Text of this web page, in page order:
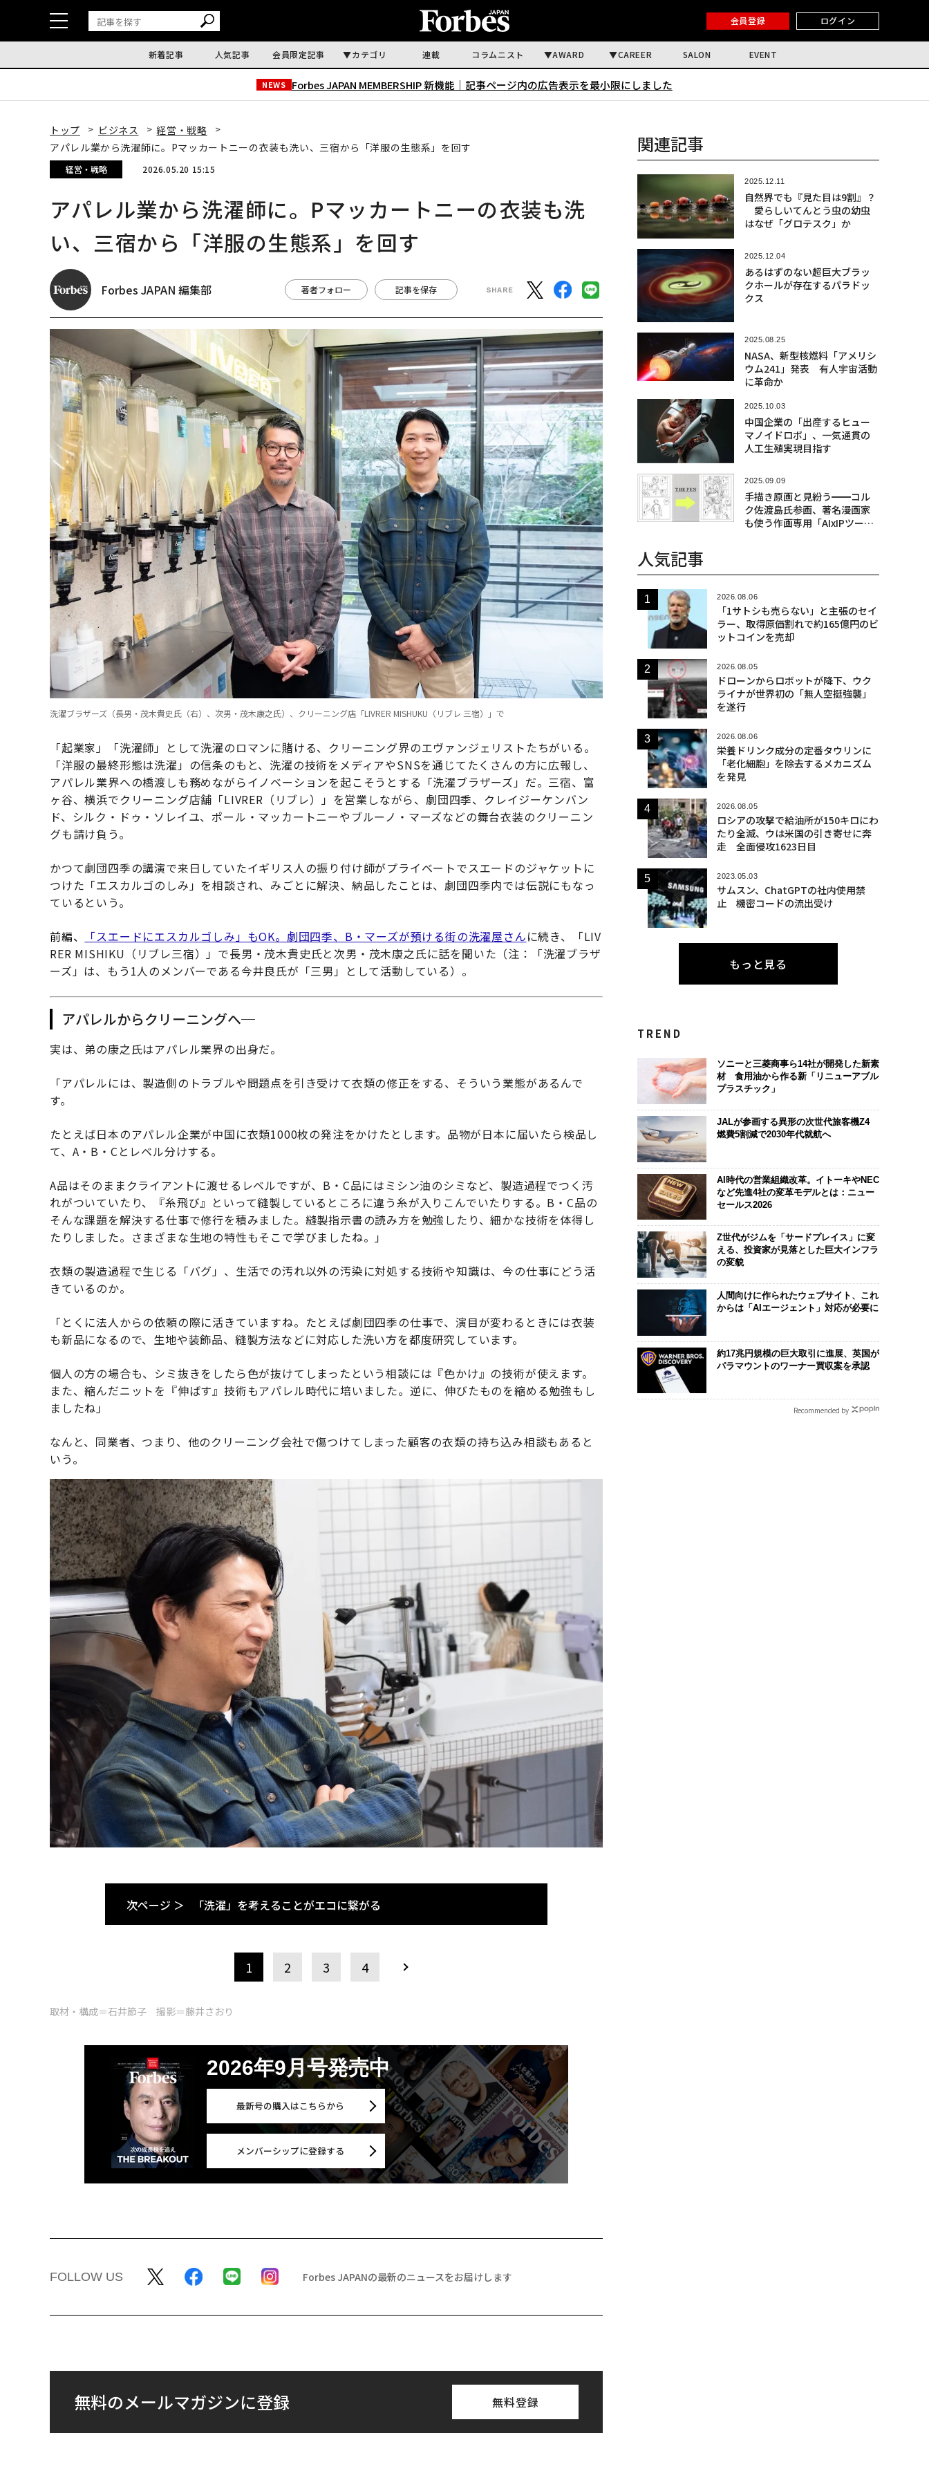
会員登録 ログイン
新着記事 人気記事 会員限定記事 カテゴリ 連載 コラムニスト AWARD CAREER SALON EVENT
NEWS Forbes JAPAN MEMBERSHIP 新機能｜ 記事ページ内の広告表示を最小限にしました
トップ ビジネス
経営・戦略
アパレル業から洗濯師に。Pマッカートニーの衣装も洗い、三宿から「洋服の生態系」を回す
経営・戦略 2026.05.20 15:15
アパレル業から洗濯師に。Pマッカートニーの衣装も洗
い、三宿から「洋服の生態系」を回す
Forbes JAPAN 編集部 著者フォロー 記事を保存
洗濯ブラザーズ（長男・茂木貴史氏（右）、次男・茂木康之氏）、クリーニング店「LIVRER MISHUKU（リブレ 三宿）」で
「起業家」「洗濯師」として洗濯のロマンに賭ける、クリーニング界のエヴァンジェリストたちがいる。
「洋服の最終形態は洗濯」の信条のもと、洗濯の技術をメディアやSNSを通じてたくさんの方に広報し、
アパレル業界への橋渡しも務めながらイノベーションを起こそうとする「洗濯ブラザーズ」だ。三宿、富
ヶ谷、横浜でクリーニング店舗「LIVRER（リブレ）」を営業しながら、劇団四季、クレイジーケンバン
ド、シルク・ドゥ・ソレイユ、ポール・マッカートニーやブルーノ・マーズなどの舞台衣装のクリーニン
グも請け負う。
かつて劇団四季の講演で来日していたイギリス人の振り付け師がプライベートでスエードのジャケットに
つけた「エスカルゴのしみ」を相談され、みごとに解決、納品したことは、劇団四季内では伝説にもなっ
ているという。
前編、 「スエードにエスカルゴしみ」もOK。劇団四季、B・マーズが預ける街の洗濯屋さんに続き、「LIV
RER MISHIKU（リブレ三宿）」で長男・茂木貴史氏と次男・茂木康之氏に話を聞いた（注：「洗濯ブラザ
ーズ」は、もう1人のメンバーである今井良氏が「三男」として活動している）。
アパレルからクリーニングへ─
実は、弟の康之氏はアパレル業界の出身だ。
「アパレルには、製造側のトラブルや問題点を引き受けて衣類の修正をする、そういう業態があるんで
す。
たとえば日本のアパレル企業が中国に衣類1000枚の発注をかけたとします。品物が日本に届いたら検品し
て、A・B・Cとレベル分けする。
A品はそのままクライアントに渡せるレベルですが、B・C品にはミシン油のシミなど、製造過程でつく汚
れがついていたり、『糸飛び』といって縫製しているところに違う糸が入りこんでいたりする。B・C品の
そんな課題を解決する仕事で修行を積みました。縫製指示書の読み方を勉強したり、細かな技術を体得し
たりしました。さまざまな生地の特性もそこで学びましたね。」
衣類の製造過程で生じる「バグ」、生活での汚れ以外の汚染に対処する技術や知識は、今の仕事にどう活
きているのか。
「とくに法人からの依頼の際に活きていますね。たとえば劇団四季の仕事で、演目が変わるときには衣装
も新品になるので、生地や装飾品、縫製方法などに対応した洗い方を都度研究しています。
個人の方の場合も、シミ抜きをしたら色が抜けてしまったという相談には『色かけ』の技術が使えます。
また、縮んだニットを『伸ばす』技術もアパレル時代に培いました。逆に、伸びたものを縮める勉強もし
ましたね」
なんと、同業者、つまり、他のクリーニング会社で傷つけてしまった顧客の衣類の持ち込み相談もあると
いう。
次ページ ＞ 「洗濯」を考えることがエコに繋がる
1 2 3 4
取材・構成＝石井節子 撮影＝藤井さおり
2026年9月号発売中
最新号の購入はこちらから
メンバーシップに登録する
FOLLOW US Forbes JAPANの最新のニュースをお届けします
無料のメールマガジンに登録 無料登録
関連記事
2025.12.11
自然界でも『見た目は9割』？
愛らしいてんとう虫の幼虫
はなぜ「グロテスク」か
2025.12.04
あるはずのない超巨大ブラッ
クホールが存在するパラドッ
クス
2025.08.25
NASA、新型核燃料「アメリシ
ウム241」発表 有人宇宙活動
に革命か
2025.10.03
中国企業の「出産するヒュー
マノイドロボ」、一気通貫の
人工生殖実現目指す
2025.09.09
手描き原画と見紛う━━コル
ク佐渡島氏参画、著名漫画家
も使う作画専用「AIxIPツー
人気記事
2026.08.06
「1サトシも売らない」と主張のセイ
ラー、取得原価割れで約165億円のビ
ットコインを売却
2026.08.05
ドローンからロボットが降下、ウク
ライナが世界初の「無人空挺強襲」
を遂行
2026.08.06
栄養ドリンク成分の定番タウリンに
「老化細胞」を除去するメカニズム
を発見
2026.08.05
ロシアの攻撃で給油所が150キロにわ
たり全滅、ウは米国の引き寄せに奔
走 全面侵攻1623日目
2023.05.03
サムスン、ChatGPTの社内使用禁
止 機密コードの流出受け
もっと見る
TREND
ソニーと三菱商事ら14社が開発した新素
材 食用油から作る新「リニューアブル
プラスチック」
JALが参画する異形の次世代旅客機Z4
燃費5割減で2030年代就航へ
AI時代の営業組織改革。イトーキやNEC
など先進4社の変革モデルとは：ニュー
セールス2026
Z世代がジムを「サードプレイス」に変
える、投資家が見落とした巨大インフラ
の変貌
人間向けに作られたウェブサイト、これ
からは「AIエージェント」対応が必要に
約17兆円規模の巨大取引に進展、英国が
パラマウントのワーナー買収案を承認
Recommended by